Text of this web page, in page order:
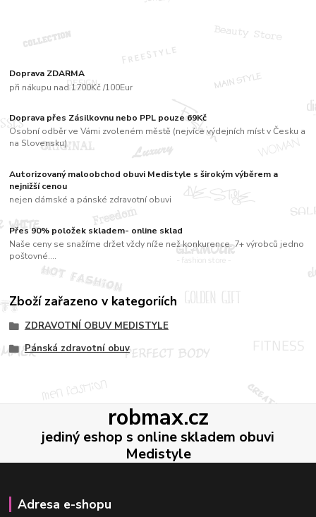
Doprava ZDARMA
při nákupu nad 1700Kč /100Eur
Doprava přes Zásilkovnu nebo PPL pouze 69Kč
Osobní odběr ve Vámi zvoleném městě (nejvíce výdejních míst v Česku a
na Slovensku)
Autorizovaný maloobchod obuvi Medistyle s širokým výběrem a
nejnižší cenou
nejen dámské a pánské zdravotní obuvi
Přes 90% položek skladem- online sklad
Naše ceny se snažíme držet vždy níže než konkurence. 7+ výrobců jedno
poštovné....
Zboží zařazeno v kategoriích
ZDRAVOTNÍ OBUV MEDISTYLE
Pánská zdravotní obuv
robmax.cz
jediný eshop s online skladem obuvi
Medistyle
Adresa e-shopu